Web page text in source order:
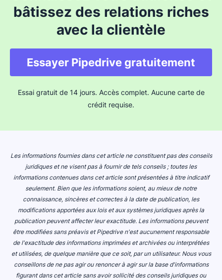
bâtissez des relations riches
avec la clientèle
Essayer Pipedrive gratuitement
Essai gratuit de 14 jours. Accès complet. Aucune carte de
crédit requise.
Les informations fournies dans cet article ne constituent pas des conseils
juridiques et ne visent pas à fournir de tels conseils ; toutes les
informations contenues dans cet article sont présentées à titre indicatif
seulement. Bien que les informations soient, au mieux de notre
connaissance, sincères et correctes à la date de publication, les
modifications apportées aux lois et aux systèmes juridiques après la
publication peuvent affecter leur exactitude. Les informations peuvent
être modifiées sans préavis etPipedriven'est aucunement responsable
de l'exactitude des informations imprimées et archivées ou interprétées
et utilisées, de quelque manière que ce soit, par un utilisateur. Nous vous
conseillons de ne pas agir ou renoncer à agir sur la base d'informations
figurant dans cet article sans avoir sollicité des conseils juridiques ou